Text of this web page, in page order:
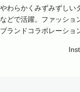
やわらかくみずみずしい
などで活躍。ファッショ
ブランドコラボレーショ